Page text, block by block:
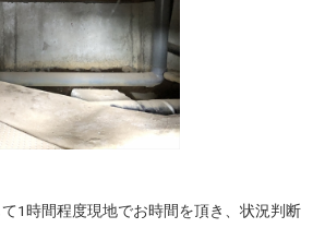
1時間程度現地でお時間を頂き、状況判断